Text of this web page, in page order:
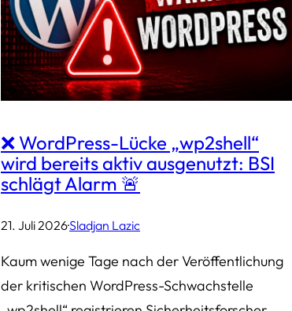
❌ WordPress-Lücke „wp2shell“
wird bereits aktiv ausgenutzt: BSI
schlägt Alarm 🚨
21. Juli 2026·Sladjan Lazic
Kaum wenige Tage nach der Veröffentlichung
der kritischen WordPress-Schwachstelle